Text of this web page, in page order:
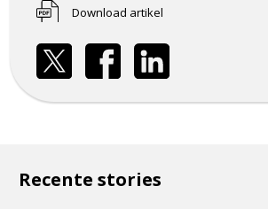
Download artikel
Recente stories